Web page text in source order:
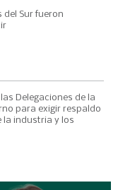
del Sur fueron
Delegaciones de la
para exigir respaldo
la industria y los